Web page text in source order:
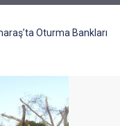
Oturma Bankları